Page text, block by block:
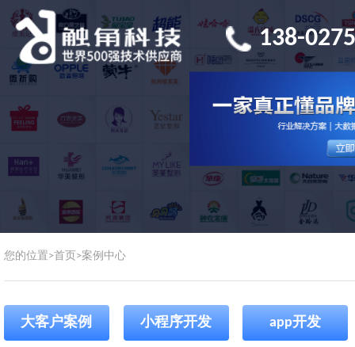
138-
您的位置>首页 >案例中心
大客户案例 小程序开发 app开发